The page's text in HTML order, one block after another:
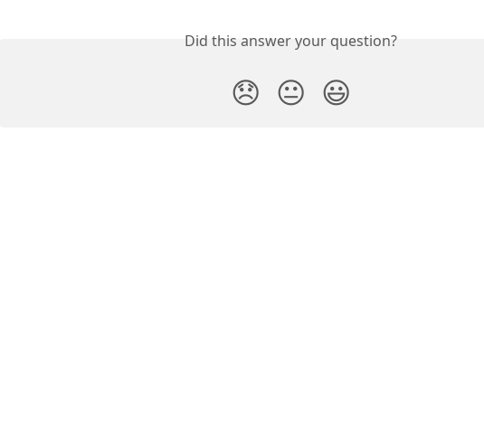
Did this answer your question?
😞 😐 😃